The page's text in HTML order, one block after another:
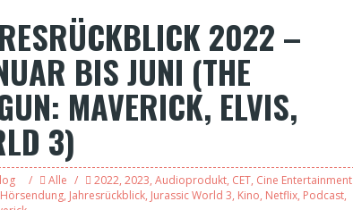
2022 –
BIS JUNI (THE
MAVERICK, ELVIS,
3)
Alle 2022, 2023, Audioprodukt, CET, Cine Entertainment
Hörsendung, Jahresrückblick, Jurassic World 3, Kino, Netflix, Podcast,